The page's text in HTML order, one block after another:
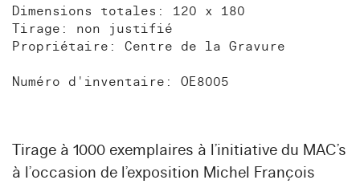
Dimensions totales: 120 x 180
Tirage: non justifié
Propriétaire: Centre de la Gravure
Numéro d'inventaire: OE8005
Tirage à 1000 exemplaires à l’initiative du MAC’s
à l’occasion de l’exposition Michel François